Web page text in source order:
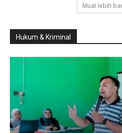
Muat lebih
Hukum & Kriminal